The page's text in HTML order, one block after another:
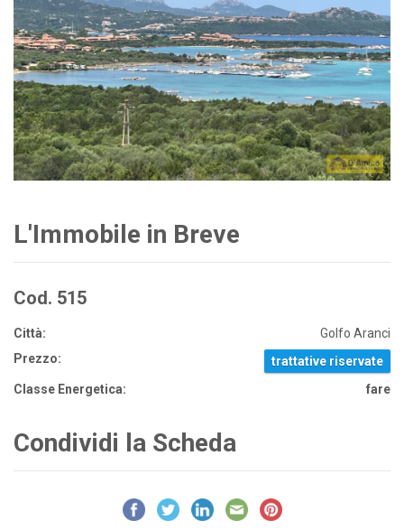
L'Immobile in Breve
Cod. 515
Città:
Golfo Aranci
Prezzo:
trattative riservate
Classe Energetica:
fare
Condividi la Scheda